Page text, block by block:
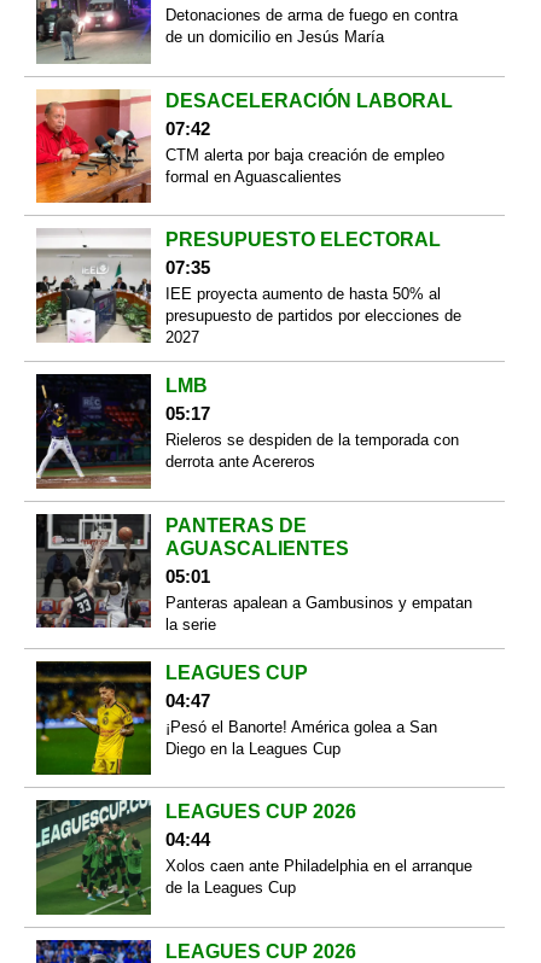
Detonaciones de arma de fuego en contra
de un domicilio en Jesús María
DESACELERACIÓN LABORAL
07:42
CTM alerta por baja creación de empleo
formal en Aguascalientes
PRESUPUESTO ELECTORAL
07:35
IEE proyecta aumento de hasta 50% al
presupuesto de partidos por elecciones de
2027
LMB
05:17
Rieleros se despiden de la temporada con
derrota ante Acereros
PANTERAS DE
AGUASCALIENTES
05:01
Panteras apalean a Gambusinos y empatan
la serie
LEAGUES CUP
04:47
¡Pesó el Banorte! América golea a San
Diego en la Leagues Cup
LEAGUES CUP 2026
04:44
Xolos caen ante Philadelphia en el arranque
de la Leagues Cup
LEAGUES CUP 2026